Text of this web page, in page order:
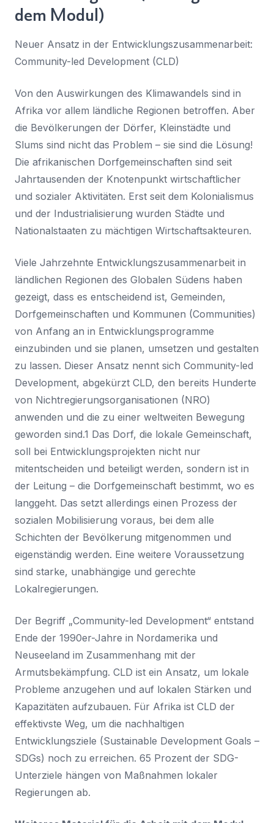
dem Modul)
Neuer Ansatz in der Entwicklungszusammenarbeit:
Community-led Development (CLD)
Von den Auswirkungen des Klimawandels sind in
Afrika vor allem ländliche Regionen betroffen. Aber
die Bevölkerungen der Dörfer, Kleinstädte und
Slums sind nicht das Problem – sie sind die Lösung!
Die afrikanischen Dorfgemeinschaften sind seit
Jahrtausenden der Knotenpunkt wirtschaftlicher
und sozialer Aktivitäten. Erst seit dem Kolonialismus
und der Industrialisierung wurden Städte und
Nationalstaaten zu mächtigen Wirtschaftsakteuren.
Viele Jahrzehnte Entwicklungszusammenarbeit in
ländlichen Regionen des Globalen Südens haben
gezeigt, dass es entscheidend ist, Gemeinden,
Dorfgemeinschaften und Kommunen (Communities)
von Anfang an in Entwicklungsprogramme
einzubinden und sie planen, umsetzen und gestalten
zu lassen. Dieser Ansatz nennt sich Community-led
Development, abgekürzt CLD, den bereits Hunderte
von Nichtregierungsorganisationen (NRO)
anwenden und die zu einer weltweiten Bewegung
geworden sind.1 Das Dorf, die lokale Gemeinschaft,
soll bei Entwicklungsprojekten nicht nur
mitentscheiden und beteiligt werden, sondern ist in
der Leitung – die Dorfgemeinschaft bestimmt, wo es
langgeht. Das setzt allerdings einen Prozess der
sozialen Mobilisierung voraus, bei dem alle
Schichten der Bevölkerung mitgenommen und
eigenständig werden. Eine weitere Voraussetzung
sind starke, unabhängige und gerechte
Lokalregierungen.
Der Begriff „Community-led Development“ entstand
Ende der 1990er-Jahre in Nordamerika und
Neuseeland im Zusammenhang mit der
Armutsbekämpfung. CLD ist ein Ansatz, um lokale
Probleme anzugehen und auf lokalen Stärken und
Kapazitäten aufzubauen. Für Afrika ist CLD der
effektivste Weg, um die nachhaltigen
Entwicklungsziele (Sustainable Development Goals –
SDGs) noch zu erreichen. 65 Prozent der SDG-
Unterziele hängen von Maßnahmen lokaler
Regierungen ab.